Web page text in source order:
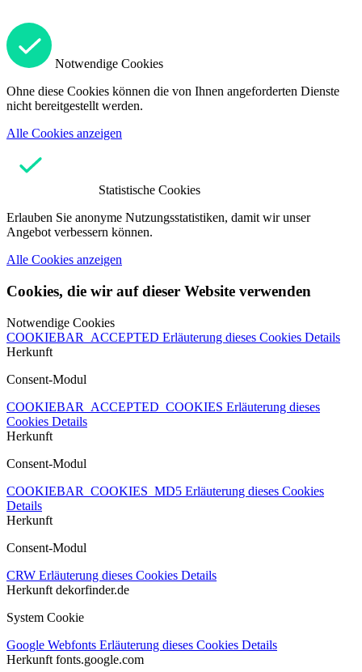
Notwendige Cookies
Ohne diese Cookies können die von Ihnen angeforderten Dienste
nicht bereitgestellt werden.
Alle Cookies anzeigen
Statistische Cookies
Erlauben Sie anonyme Nutzungsstatistiken, damit wir unser
Angebot verbessern können.
Alle Cookies anzeigen
Cookies, die wir auf dieser Website verwenden
Notwendige Cookies
COOKIEBAR_ACCEPTED Erläuterung dieses Cookies Details
Herkunft
Consent-Modul
COOKIEBAR_ACCEPTED_COOKIES Erläuterung dieses
Cookies Details
Herkunft
Consent-Modul
COOKIEBAR_COOKIES_MD5 Erläuterung dieses Cookies
Details
Herkunft
Consent-Modul
CRW Erläuterung dieses Cookies Details
Herkunft dekorfinder.de
System Cookie
Google Webfonts Erläuterung dieses Cookies Details
Herkunft fonts.google.com